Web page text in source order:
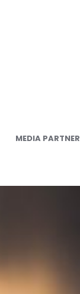
MEDIA PARTNER